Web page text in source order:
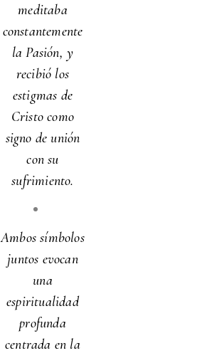
meditaba
constantemente
la Pasión, y
recibió los
estigmas de
Cristo como
signo de unión
con su
sufrimiento.
Ambos símbolos
juntos evocan
una
espiritualidad
profunda
centrada en la